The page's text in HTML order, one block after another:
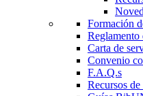
Formación
Reglamento
Carta de
Convenio
F.A.Q.s
Recursos de